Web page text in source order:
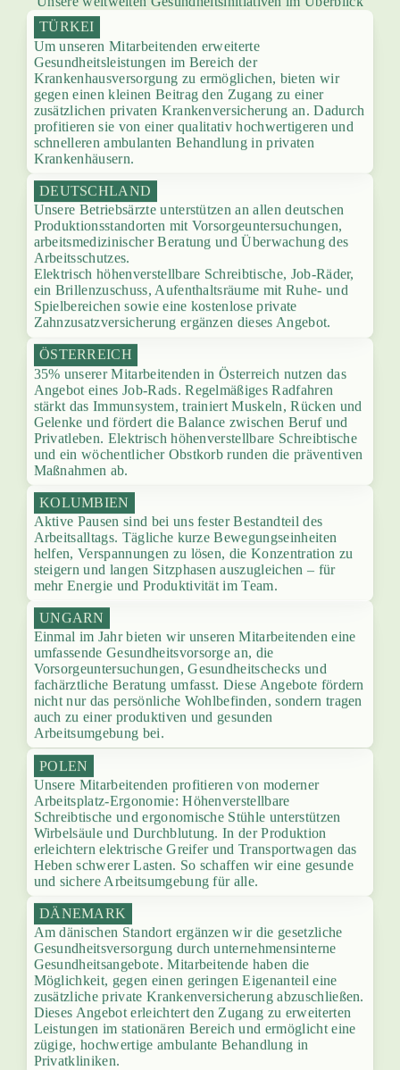
TÜRKEI
Um unseren Mitarbeitenden erweiterte
Gesundheitsleistungen im Bereich der
Krankenhausversorgung zu ermöglichen, bieten wir
gegen einen kleinen Beitrag den Zugang zu einer
zusätzlichen privaten Krankenversicherung an. Dadurch
profitieren sie von einer qualitativ hochwertigeren und
schnelleren ambulanten Behandlung in privaten
Krankenhäusern.
DEUTSCHLAND
Unsere Betriebsärzte unterstützen an allen deutschen
Produktionsstandorten mit Vorsorgeuntersuchungen,
arbeitsmedizinischer Beratung und Überwachung des
Arbeitsschutzes.
Elektrisch höhenverstellbare Schreibtische, Job-Räder,
ein Brillenzuschuss, Aufenthaltsräume mit Ruhe- und
Spielbereichen sowie eine kostenlose private
Zahnzusatzversicherung ergänzen dieses Angebot.
ÖSTERREICH
35% unserer Mitarbeitenden in Österreich nutzen das
Angebot eines Job-Rads. Regelmäßiges Radfahren
stärkt das Immunsystem, trainiert Muskeln, Rücken und
Gelenke und fördert die Balance zwischen Beruf und
Privatleben. Elektrisch höhenverstellbare Schreibtische
und ein wöchentlicher Obstkorb runden die präventiven
Maßnahmen ab.
KOLUMBIEN
Aktive Pausen sind bei uns fester Bestandteil des
Arbeitsalltags. Tägliche kurze Bewegungseinheiten
helfen, Verspannungen zu lösen, die Konzentration zu
steigern und langen Sitzphasen auszugleichen – für
mehr Energie und Produktivität im Team.
UNGARN
Einmal im Jahr bieten wir unseren Mitarbeitenden eine
umfassende Gesundheitsvorsorge an, die
Vorsorgeuntersuchungen, Gesundheitschecks und
fachärztliche Beratung umfasst. Diese Angebote fördern
nicht nur das persönliche Wohlbefinden, sondern tragen
auch zu einer produktiven und gesunden
Arbeitsumgebung bei.
POLEN
Unsere Mitarbeitenden profitieren von moderner
Arbeitsplatz-Ergonomie: Höhenverstellbare
Schreibtische und ergonomische Stühle unterstützen
Wirbelsäule und Durchblutung. In der Produktion
erleichtern elektrische Greifer und Transportwagen das
Heben schwerer Lasten. So schaffen wir eine gesunde
und sichere Arbeitsumgebung für alle.
DÄNEMARK
Am dänischen Standort ergänzen wir die gesetzliche
Gesundheitsversorgung durch unternehmensinterne
Gesundheitsangebote. Mitarbeitende haben die
Möglichkeit, gegen einen geringen Eigenanteil eine
zusätzliche private Krankenversicherung abzuschließen.
Dieses Angebot erleichtert den Zugang zu erweiterten
Leistungen im stationären Bereich und ermöglicht eine
zügige, hochwertige ambulante Behandlung in
Privatkliniken.